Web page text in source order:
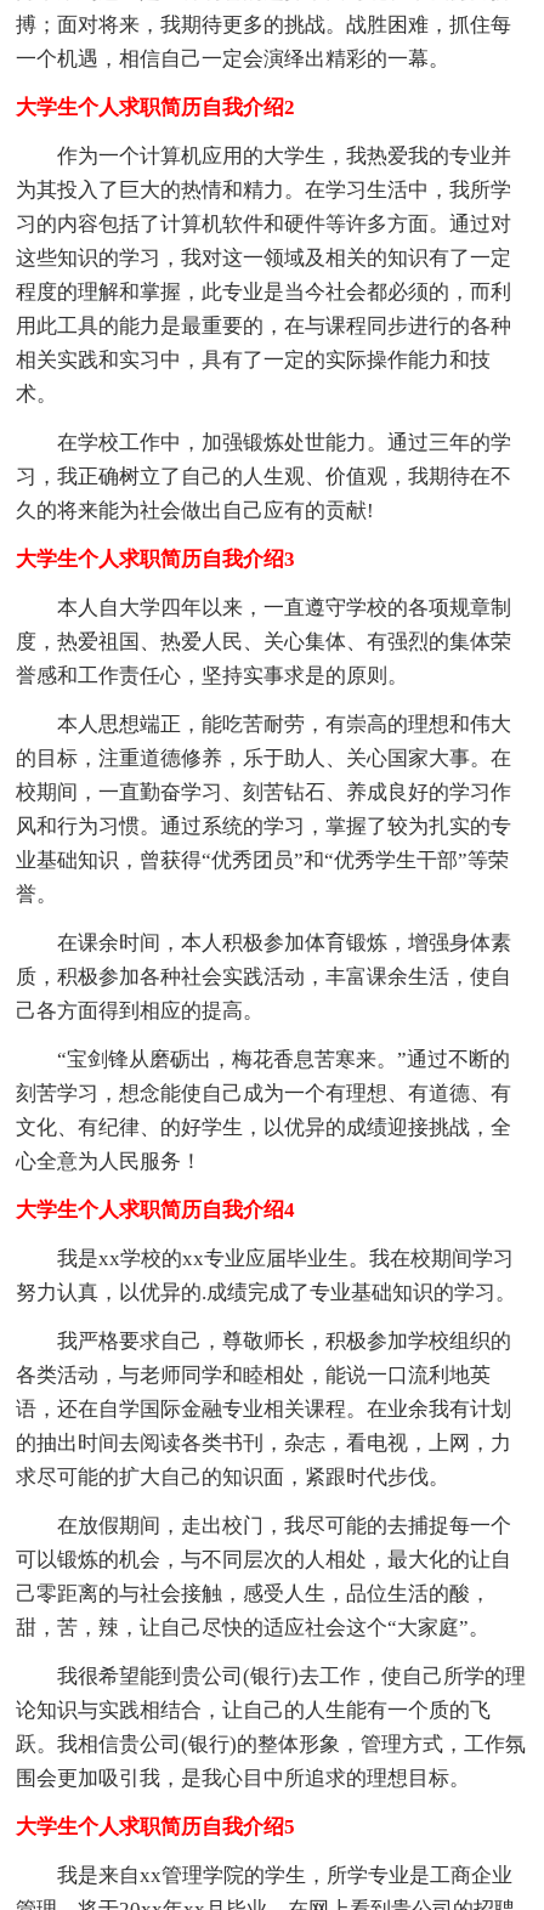
搏；面对将来，我期待更多的挑战。战胜困难，抓住每
一个机遇，相信自己一定会演绎出精彩的一幕。
大学生个人求职简历自我介绍2
作为一个计算机应用的大学生，我热爱我的专业并
为其投入了巨大的热情和精力。在学习生活中，我所学
习的内容包括了计算机软件和硬件等许多方面。通过对
这些知识的学习，我对这一领域及相关的知识有了一定
程度的理解和掌握，此专业是当今社会都必须的，而利
用此工具的能力是最重要的，在与课程同步进行的各种
相关实践和实习中，具有了一定的实际操作能力和技
术。
在学校工作中，加强锻炼处世能力。通过三年的学
习，我正确树立了自己的人生观、价值观，我期待在不
久的将来能为社会做出自己应有的贡献!
大学生个人求职简历自我介绍3
本人自大学四年以来，一直遵守学校的各项规章制
度，热爱祖国、热爱人民、关心集体、有强烈的集体荣
誉感和工作责任心，坚持实事求是的原则。
本人思想端正，能吃苦耐劳，有崇高的理想和伟大
的目标，注重道德修养，乐于助人、关心国家大事。在
校期间，一直勤奋学习、刻苦钻石、养成良好的学习作
风和行为习惯。通过系统的学习，掌握了较为扎实的专
业基础知识，曾获得“优秀团员”和“优秀学生干部”等荣
誉。
在课余时间，本人积极参加体育锻炼，增强身体素
质，积极参加各种社会实践活动，丰富课余生活，使自
己各方面得到相应的提高。
“宝剑锋从磨砺出，梅花香息苦寒来。”通过不断的
刻苦学习，想念能使自己成为一个有理想、有道德、有
文化、有纪律、的好学生，以优异的成绩迎接挑战，全
心全意为人民服务！
大学生个人求职简历自我介绍4
我是xx学校的xx专业应届毕业生。我在校期间学习
努力认真，以优异的.成绩完成了专业基础知识的学习。
我严格要求自己，尊敬师长，积极参加学校组织的
各类活动，与老师同学和睦相处，能说一口流利地英
语，还在自学国际金融专业相关课程。在业余我有计划
的抽出时间去阅读各类书刊，杂志，看电视，上网，力
求尽可能的扩大自己的知识面，紧跟时代步伐。
在放假期间，走出校门，我尽可能的去捕捉每一个
可以锻炼的机会，与不同层次的人相处，最大化的让自
己零距离的与社会接触，感受人生，品位生活的酸，
甜，苦，辣，让自己尽快的适应社会这个“大家庭”。
我很希望能到贵公司(银行)去工作，使自己所学的理
论知识与实践相结合，让自己的人生能有一个质的飞
跃。我相信贵公司(银行)的整体形象，管理方式，工作氛
围会更加吸引我，是我心目中所追求的理想目标。
大学生个人求职简历自我介绍5
我是来自xx管理学院的学生，所学专业是工商企业